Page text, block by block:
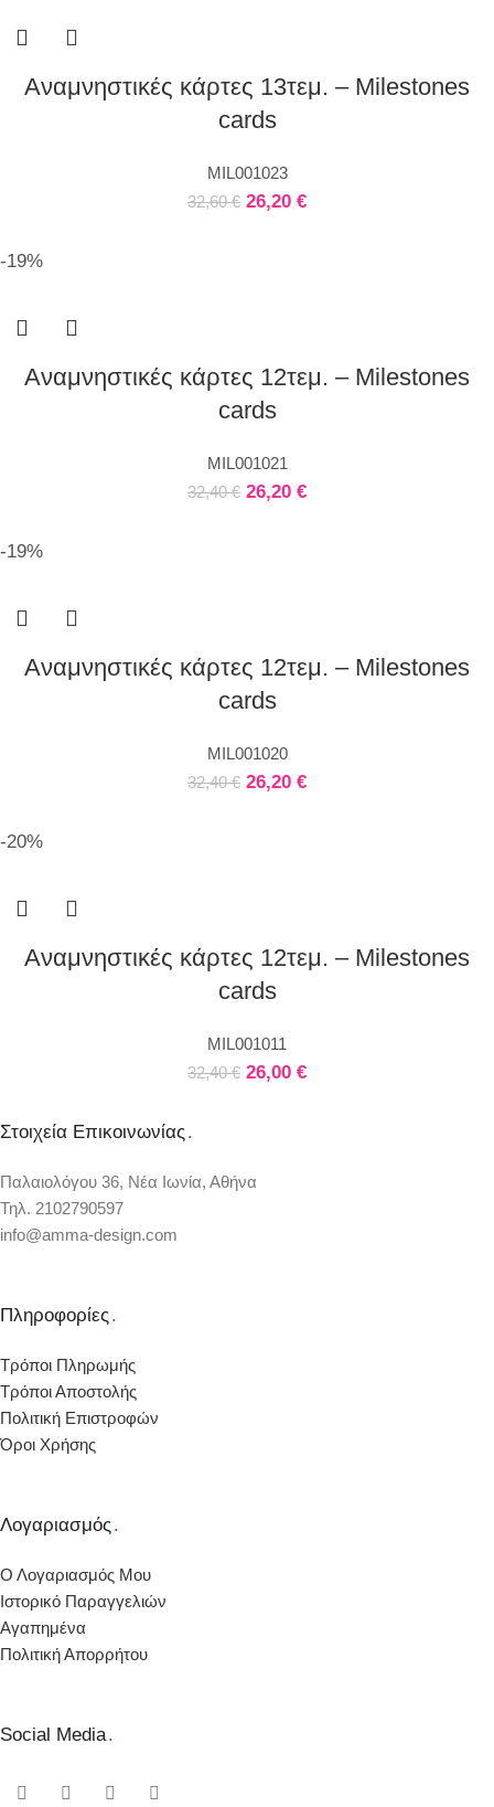
Αναμνηστικές κάρτες 13τεμ. – Milestones
cards
MIL001023
32,60€ 26,20 €
-19%
Αναμνηστικές κάρτες 12τεμ. – Milestones
cards
MIL001021
32,40€ 26,20 €
-19%
Αναμνηστικές κάρτες 12τεμ. – Milestones
cards
MIL001020
32,40€ 26,20 €
-20%
Αναμνηστικές κάρτες 12τεμ. – Milestones
cards
MIL001011
32,40€ 26,00 €
Στοιχεία Επικοινωνίας.
Παλαιολόγου 36, Νέα Ιωνία, Αθήνα
Τηλ. 2102790597
info@amma-design.com
Πληροφορίες.
Τρόποι Πληρωμής
Τρόποι Αποστολής
Πολιτική Επιστροφών
Όροι Χρήσης
Λογαριασμός.
Ο Λογαριασμός Μου
Ιστορικό Παραγγελιών
Αγαπημένα
Πολιτική Απορρήτου
Social Media.